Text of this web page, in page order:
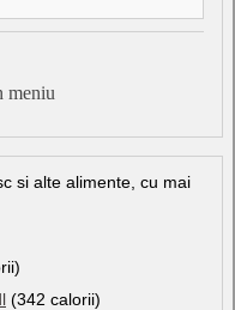
meniu
si alte alimente, cu mai
(342 calorii)